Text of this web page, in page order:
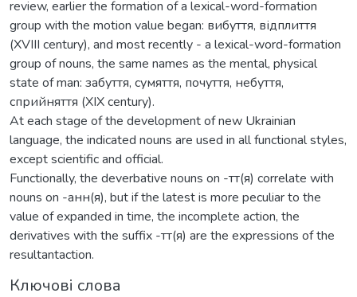
review, earlier the formation of a lexical-word-formation
group with the motion value began: вибуття, відплиття
(XVІІІ century), and most recently - a lexical-word-formation
group of nouns, the same names as the mental, physical
state of man: забуття, сумяття, почуття, небуття,
сприйняття (XІX century).
At each stage of the development of new Ukrainian
language, the indicated nouns are used in all functional styles,
except scientific and official.
Functionally, the deverbative nouns on -тт(я) correlate with
nouns on -анн(я), but if the latest is more peculiar to the
value of expanded in time, the incomplete action, the
derivatives with the suffix -тт(я) are the expressions of the
resultantaction.
Ключові слова